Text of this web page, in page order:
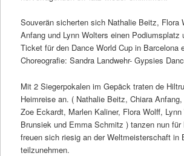
Souverän sicherten sich Nathalie Beitz, Flora
Anfang und Lynn Wolters einen Podiumsplatz
Ticket für den Dance World Cup in Barcelona
Choreografie: Sandra Landwehr- Gypsies
Mit 2 Siegerpokalen im Gepäck traten de
Heimreise an. ( Nathalie Beitz, Chiara
Zoe Eckardt, Marlen Kaliner, Flora Wolff,
Brunsiek und Emma Schmitz ) tanzen nun für
freuen sich riesig an der Weltmeisterschaft in
teilzunehmen.